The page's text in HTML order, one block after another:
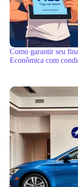
Como garantir seu
Econômica com